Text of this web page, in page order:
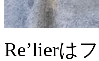
Re’lierは